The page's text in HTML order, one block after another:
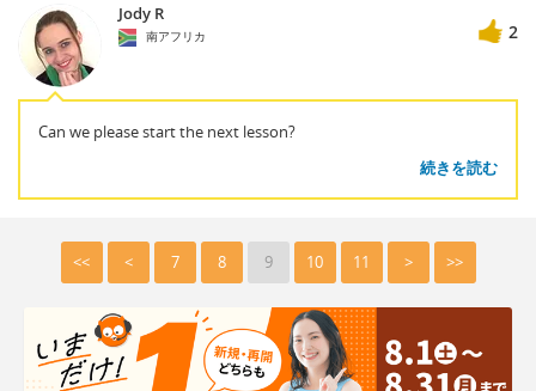
Jody R
南アフリカ 2
Can we please start the next lesson?
続きを読む
<< < 7 8 9 10 11 > >>